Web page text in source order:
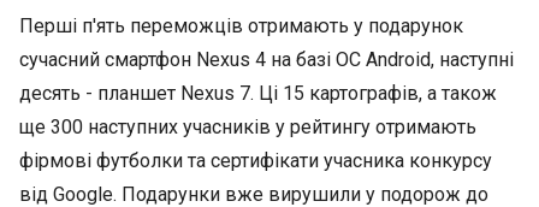
Перші п'ять переможців отримають у подарунок
сучасний смартфон Nexus 4 на базі ОС Android, наступні
десять - планшет Nexus 7. Ці 15 картографів, а також
ще 300 наступних учасників у рейтингу отримають
фірмові футболки та сертифікати учасника конкурсу
від Google. Подарунки вже вирушили у подорож до